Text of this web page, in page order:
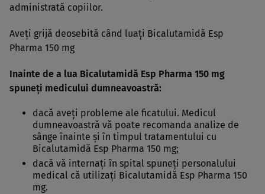
administrată copiilor.
Aveţi grijă deosebită când luaţi Bicalutamidă Esp
Pharma 150 mg
Inainte de a lua Bicalutamidă Esp Pharma 150 mg
spuneţi medicului dumneavoastră:
dacă aveţi probleme ale ficatului. Medicul
dumneavoastră vă poate recomanda analize de
sânge înainte şi în timpul tratamentului cu
Bicalutamidă Esp Pharma 150 mg;
dacă vă internaţi în spital spuneţi personalului
medical că utilizaţi Bicalutamidă Esp Pharma 150
mg.